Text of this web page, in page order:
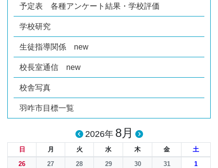
予定表 各種アンケート結果・学校評価
学校研究
生徒指導関係 new
校長室通信 new
校舎写真
羽咋市目標一覧
2026年 8月
日 月 火 水 木 金
土
26
27 28 29 30 31 1